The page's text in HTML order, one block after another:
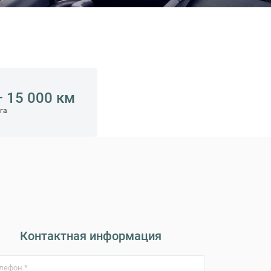
15 000 км
Контактная информация
*